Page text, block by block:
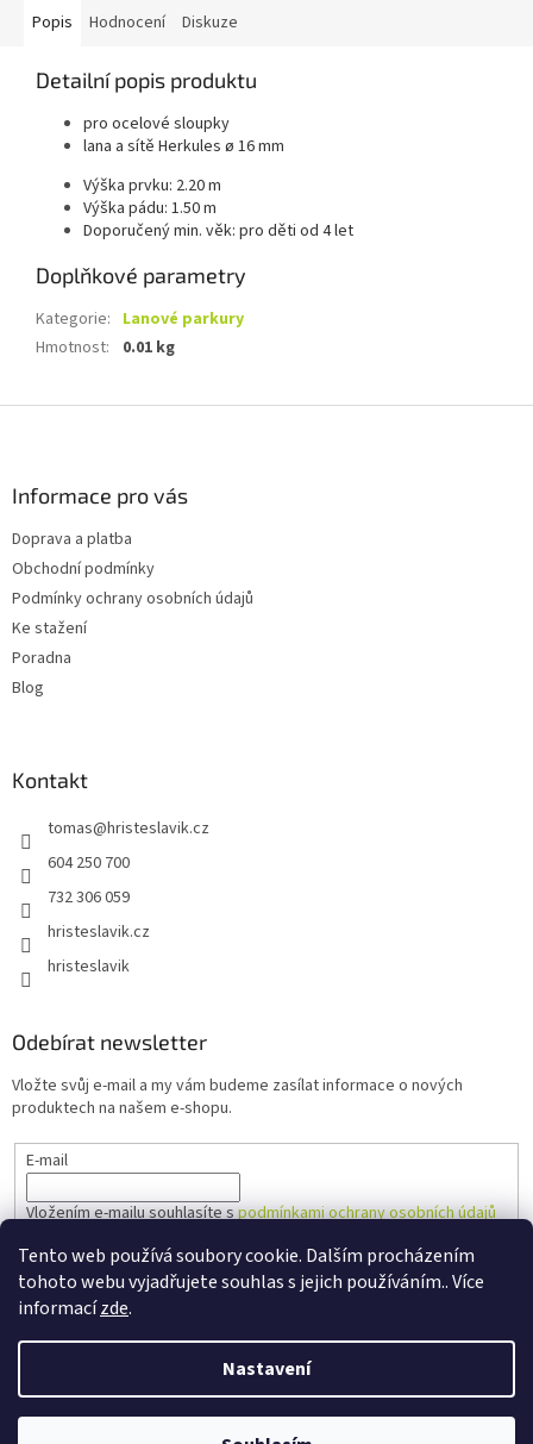
Tento web používá soubory cookie. Dalším procházením
tohoto webu vyjadřujete souhlas s jejich používáním.. Více
informacízde.
Nastavení
Popis Hodnocení Diskuze
Detailní popis produktu
pro ocelové sloupky
lana a sítě Herkules ø 16 mm
Výška prvku: 2.20 m
Výška pádu: 1.50 m
Doporučený min. věk: pro děti od 4 let
Doplňkové parametry
Kategorie: Lanové parkury
Hmotnost: 0.01 kg
Informace pro vás
Doprava a platba
Obchodní podmínky
Podmínky ochrany osobních údajů
Ke stažení
Poradna
Blog
Kontakt
tomas@hristeslavik.cz
604 250 700
732 306 059
hristeslavik.cz
hristeslavik
Odebírat newsletter
Vložte svůj e-mail a my vám budeme zasílat informace o nových
produktech na našem e-shopu.
E-mail
Vložením e-mailu souhlasíte spodmínkami ochrany osobních údajů
PŘIHLÁSIT SE
Vytvořil Shoptet